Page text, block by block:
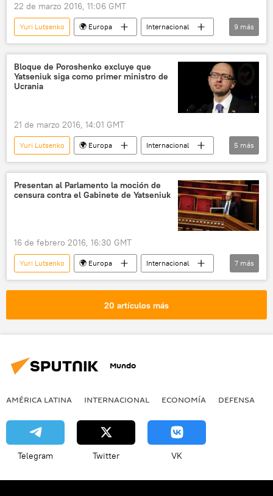
22 de marzo 2016, 11:06 GMT
Yuri Lutsenko 🌍 Europa
Internacional
política
Ucrania
Arseni Yatseniuk
Arsén Avákov
Pável Petrenko
Volodímir Groisman
9 más
Bloque de Poroshenko excluye que
Yatseniuk siga como primer ministro de
Ucrania
21 de marzo 2016, 14:01 GMT
Yuri Lutsenko 🌍 Europa
Internacional
política
Ucrania
Arseni Yatseniuk
Bloque de Petró Poroshenko
noticias
5 más
Presentan al Parlamento la moción de
censura contra el Gabinete de Yatseniuk
16 de febrero 2016, 16:30 GMT
Yuri Lutsenko 🌍 Europa
Internacional
Ucrania
Kiev
Arseni Yatseniuk
moción de censura
noticias
7 más
20 artículos más
Mundo
AMÉRICA LATINA INTERNACIONAL ECONOMÍA DEFENSA
Telegram Twitter VK